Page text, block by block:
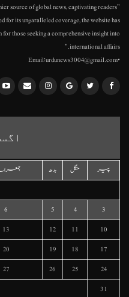
source of global news, captivating readers
for its unparalleled coverage, the website has
those seeking a comprehensive insight into
international affairs."
•Email:urdunews3004@gmail.com
اگست
پیر منگل بدھ
3
4
5
6
10
11
12
13
17
18
19
20
24
25
26
27
31